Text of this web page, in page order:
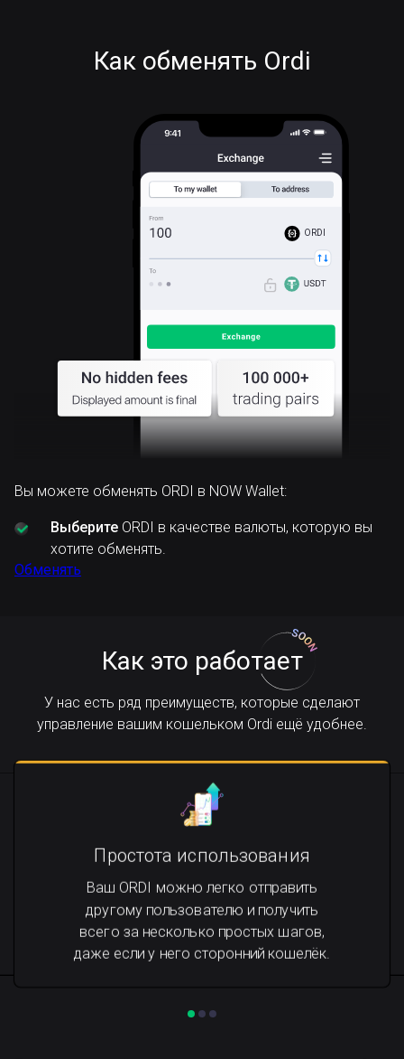
Как обменять Ordi
ORDI
Вы можете обменять ORDI в NOW Wallet:
Выберите ORDI в качестве валюты, которую вы
хотите обменять.
Обменять
Как это работает
У нас есть ряд преимуществ, которые сделают
управление вашим кошельком Ordi ещё удобнее.
Простота использования
Ваш ORDI можно легко отправить
другому пользователю и получить
всего за несколько простых шагов,
даже если у него сторонний кошелёк.